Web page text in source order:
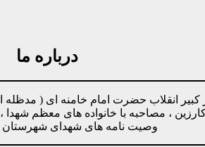
درباره ما
پیروی از دستورات رهبر کبیر انقلاب حضرت
، مصاحبه با خانواده های معظم
وصیت نامه های شهدای شهرستان